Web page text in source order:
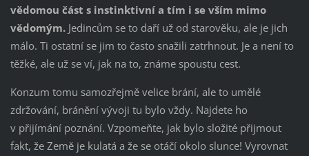
vědomou část s instinktivní a tím i se vším mimo
vědomým. Jedincům se to daří už od starověku, ale je jich
málo. Ti ostatní se jim to často snažili zatrhnout. Je a není to
těžké, ale už se ví, jak na to, známe spoustu cest.
Konzum tomu samozřejmě velice brání, ale to umělé
zdržování, bránění vývoji tu bylo vždy. Najdete ho
v přijímání poznání. Vzpomeňte, jak bylo složité přijmout
fakt, že Země je kulatá a že se otáčí okolo slunce! Vyrovnat